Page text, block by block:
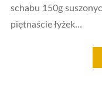
schabu 150g
piętnaście łyżek…